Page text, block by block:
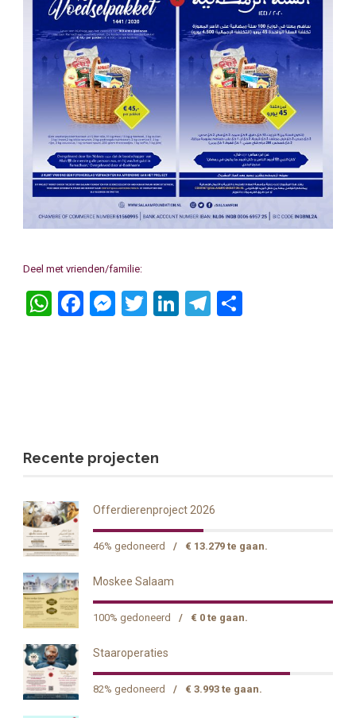
Deel met vrienden/familie:
WhatsApp
Facebook
Messenger
Twitter
LinkedIn
Telegram
Recente projecten
Offerdierenproject 2026
46% gedoneerd / € 13.279 te gaan.
Moskee Salaam
100% gedoneerd / € 0 te gaan.
Staaroperaties
82% gedoneerd / € 3.993 te gaan.